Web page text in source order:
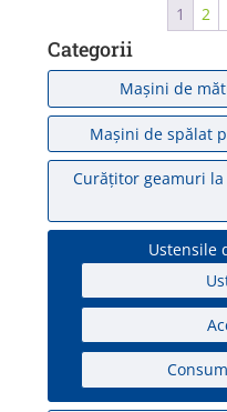
1 2
Categorii
Mașini de
Mașini de spălat
Curățitor geamuri
Ustensile